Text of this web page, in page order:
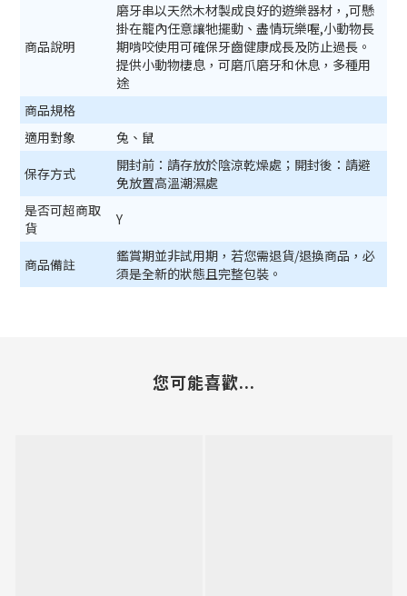
商品說明
磨牙串以天然木材製成良好的遊樂器材，,可懸
掛在籠內任意讓牠擺動、盡情玩樂喔,小動物長
期啃咬使用可確保牙齒健康成長及防止過長。
提供小動物棲息，可磨爪磨牙和休息，多種用
途
商品規格
適用對象
兔、鼠
保存方式
開封前：請存放於陰涼乾燥處；開封後：請避
免放置高溫潮濕處
是否可超商取
貨
Y
商品備註
鑑賞期並非試用期，若您需退貨/退換商品，必
須是全新的狀態且完整包裝。
您可能喜歡...